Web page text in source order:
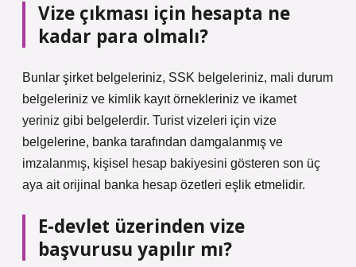
Vize çıkması için hesapta ne
kadar para olmalı?
Bunlar şirket belgeleriniz, SSK belgeleriniz, mali durum
belgeleriniz ve kimlik kayıt örnekleriniz ve ikamet
yeriniz gibi belgelerdir. Turist vizeleri için vize
belgelerine, banka tarafından damgalanmış ve
imzalanmış, kişisel hesap bakiyesini gösteren son üç
aya ait orijinal banka hesap özetleri eşlik etmelidir.
E-devlet üzerinden vize
başvurusu yapılır mı?